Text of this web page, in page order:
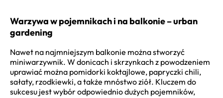
Warzywa w pojemnikach i na balkonie – urban
gardening
Nawet na najmniejszym balkonie można stworzyć
miniwarzywnik. W donicach i skrzynkach z powodzeniem
uprawiać można pomidorki koktajlowe, papryczki chili,
sałaty, rzodkiewki, a także mnóstwo ziół. Kluczem do
sukcesu jest wybór odpowiednio dużych pojemników,